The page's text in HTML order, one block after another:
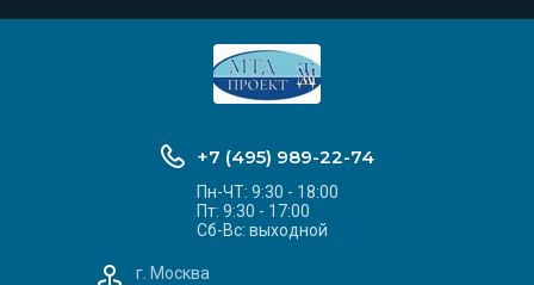
+7 (495) 989-22-74
Пн-ЧТ: 9:30 - 18:00
Пт: 9:30 - 17:00
Сб-Вс: выходной
г. Москва